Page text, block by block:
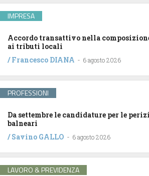
IMPRESA
Accordo transattivo nella
ai tributi locali
/Francesco DIANA - 6 agosto 2026
PROFESSIONI
Da settembre le candidature per le
balneari
/Savino GALLO - 6 agosto 2026
LAVORO & PREVIDENZA